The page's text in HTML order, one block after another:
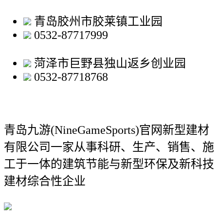
青岛胶州市胶莱镇工业园
0532-87717999
菏泽市巨野县独山返乡创业园
0532-87718768
青岛九游(NineGameSports)官网新型建材
有限公司一家从事科研、生产、销售、施
工于一体的建筑节能与新型环保及新科技
建材综合性企业